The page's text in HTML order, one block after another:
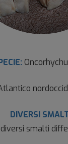
DIVERSI
diversi smalti